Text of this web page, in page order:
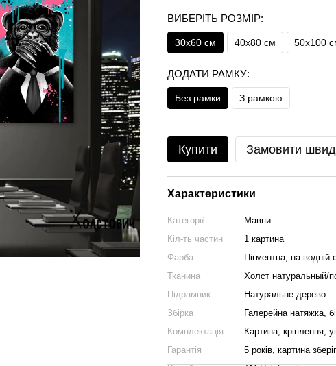
ВИБЕРІТЬ РОЗМІР:
30х60 см 40х80 см 50х100
ДОДАТИ РАМКУ:
Без рамки З рамкою
Купити Замовити
Характеристики
Категорії
Мавпи
Кіл-ть частин
1 картина
Фарба
Пігментна, на водній
Тканина
Холст натуральный/
Підрамник
Натуральне дерево
Збірка
Галерейна натяжка,
Комплектація
Картина, кріплення,
Гарантія
5 років, картина